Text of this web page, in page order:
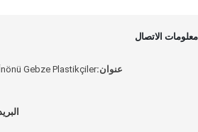
معلومات الاتصال
عنوان:Gebze Plastikçiler